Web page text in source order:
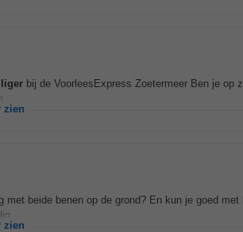
bij de VoorleesExpress Zoetermeer Ben je op
zien
beide benen op de grond? En kun je goed met
zien